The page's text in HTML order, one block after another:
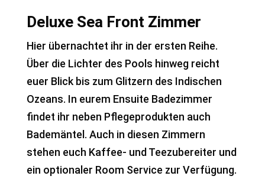
Deluxe Sea Front Zimmer
Hier übernachtet ihr in der ersten Reihe.
Über die Lichter des Pools hinweg reicht
euer Blick bis zum Glitzern des Indischen
Ozeans. In eurem Ensuite Badezimmer
findet ihr neben Pflegeprodukten auch
Bademäntel. Auch in diesen Zimmern
stehen euch Kaffee- und Teezubereiter und
ein optionaler Room Service zur Verfügung.